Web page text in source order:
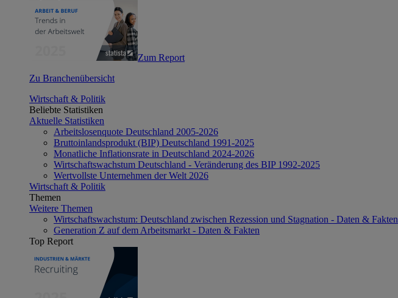
Zum Report
Zu Branchenübersicht
Wirtschaft & Politik
Beliebte Statistiken
Aktuelle Statistiken
Arbeitslosenquote Deutschland 2005-2026
Bruttoinlandsprodukt (BIP) Deutschland 1991-2025
Monatliche Inflationsrate in Deutschland 2024-2026
Wirtschaftswachstum Deutschland - Veränderung des BIP 1992-2025
Wertvollste Unternehmen der Welt 2026
Wirtschaft & Politik
Themen
Weitere Themen
Wirtschaftswachstum: Deutschland zwischen Rezession und Stagnation - Daten & Fakten
Generation Z auf dem Arbeitsmarkt - Daten & Fakten
Top Report